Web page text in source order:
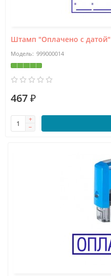
Штамп "Оплачено с датой"
999000014
467 ₽